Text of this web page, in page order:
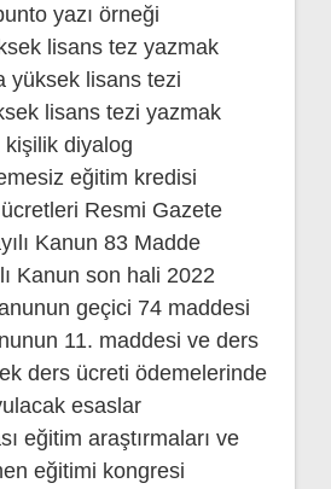
yazı örneği
lisans tez yazmak
yüksek lisans tezi
lisans tezi yazmak
kişilik diyalog
eğitim kredisi
Resmi Gazete
Kanun 83 Madde
Kanun son hali 2022
geçici 74 maddesi
11. maddesi ve ders
ders ücreti ödemelerinde
esaslar
eğitim araştırmaları ve
eğitimi kongresi